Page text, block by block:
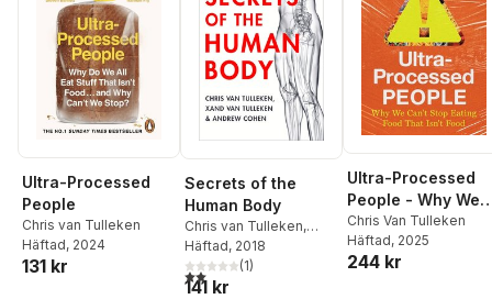
Ultra-Processed
People
Chris van Tulleken
Häftad, 2024
131 kr
Secrets of the
Human Body
Chris van Tulleken,
Xand van Tulleken
Andrew Cohen
Häftad, 2018
2,0utav 5 stjärnor. Totalt antal röster:
(1)
141 kr
Ultra-Processed
People - Why We
Can't Stop Eating
Food That Isn't
Food
Chris Van Tulleken
Häftad, 2025
244 kr